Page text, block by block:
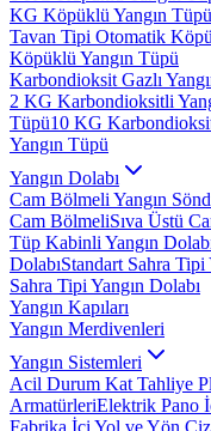
KG Köpüklü Yangın Tüpü
Tavan Tipi Otomatik
Köpüklü Yangın Tüpü
Karbondioksit Gazlı
2 KG Karbondioksitli
Tüpü10 KG
Yangın Tüpü
Yangın Dolabı
Cam Bölmeli Yangın
Cam BölmeliSıva Üstü
Tüp Kabinli Yangın
DolabıStandart Sahra Tipi
Sahra Tipi Yangın Dolabı
Yangın Kapıları
Yangın Merdivenleri
Yangın Sistemleri
Acil Durum Kat Tahliye
ArmatürleriElektrik Pano
Fabrika İçi Yol ve Yön